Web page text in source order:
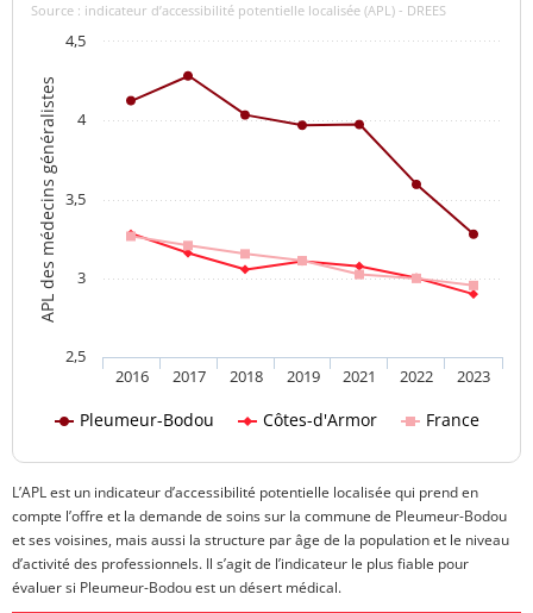
APL des médecins généralistes
Source : indicateur d’accessibilité potentielle localisée (APL) - DREES
Pleumeur-Bodou Côtes-d'Armor France
2016 2017 2018 2019 2021 2022 2023
2,5
3
3,5
4
4,5
L’APL est un indicateur d’accessibilité potentielle localisée qui prend en
compte l’offre et la demande de soins sur la commune de Pleumeur-Bodou
et ses voisines, mais aussi la structure par âge de la population et le niveau
d’activité des professionnels. Il s’agit de l’indicateur le plus fiable pour
évaluer si Pleumeur-Bodou est un désert médical.